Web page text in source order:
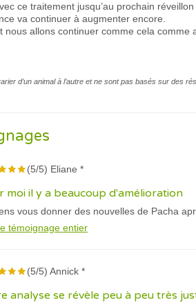
ce traitement jusqu’au prochain
va continuer à augmenter encore.
nous allons continuer comme cela comme
d’un animal à l’autre et ne sont pas basés sur des
(5/5) Eliane *
moi il y a beaucoup d'amélioration
vous donner des nouvelles de Pacha
témoignage entier
(5/5) Annick *
analyse se révèle peu à peu très